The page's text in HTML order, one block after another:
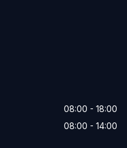
08:00 - 18:00
08:00 - 14:00